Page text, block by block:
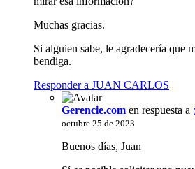
Muchas gracias.
Si alguien sabe, le agradecería que
bendiga.
Responder a JUAN CARLOS
Gerencie.com en respuesta a
octubre 25 de 2023
Buenos días, Juan